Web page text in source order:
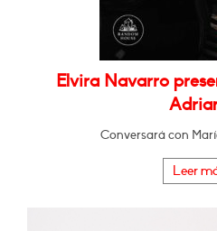
Elvira Navarro
Conversará con
Leer